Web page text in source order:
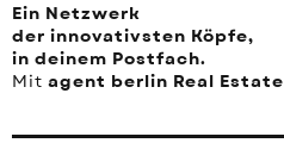
Ein Netzwerk
der innovativsten Köpfe,
in deinem Postfach.
Mit agent berlin Real Estate